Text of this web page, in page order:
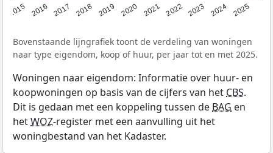
2015 2016 2017 2018 2019 2020 2021 2022 2023 2024 2025
Bovenstaande lijngrafiek toont de verdeling van woningen
naar type eigendom, koop of huur, per jaar tot en met 2025.
Woningen naar eigendom: Informatie over huur- en
koopwoningen op basis van de cijfers van het CBS.
Dit is gedaan met een koppeling tussen de BAG en
hetWOZ-register met een aanvulling uit het
woningbestand van het Kadaster.